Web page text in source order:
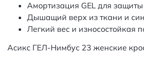
Амортизация GEL для защиты
Дышащий верх из ткани и
Легкий вес и износостойкая
Асикс ГЕЛ-Нимбус 23 женские